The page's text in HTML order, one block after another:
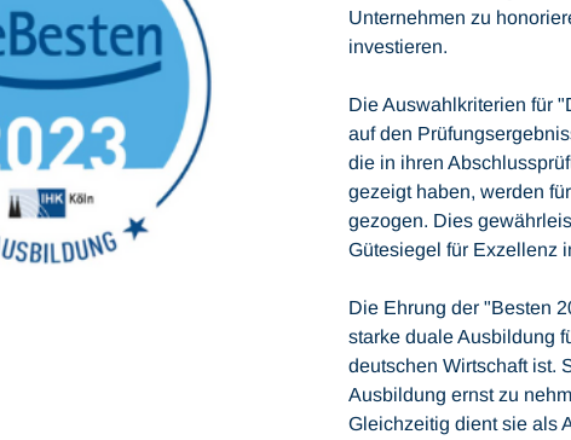
Unternehmen zu
investieren.
Die Auswahlkriterien für
auf den
die in ihren
gezeigt haben, werden
gezogen. Dies
Gütesiegel für Exzellenz
Die Ehrung der "Besten
starke duale Ausbildung
deutschen Wirtschaft ist.
Ausbildung ernst zu
Gleichzeitig dient sie als